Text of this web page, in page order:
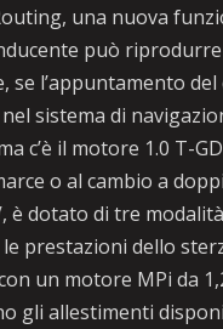
una nuova
può
se l’appuntamento
sistema di
c’è il motore 1.0 T-
o al cambio a
è dotato di tre
prestazioni dello
un motore MPi da
gli allestimenti